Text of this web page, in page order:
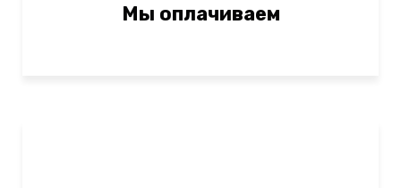
Мы оплачиваем